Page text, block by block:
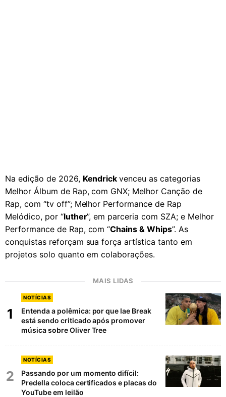
Na edição de 2026, Kendrickvenceu as categorias
Melhor Álbum de Rap, com GNX; Melhor Canção de
Rap, com “tv off”; Melhor Performance de Rap
Melódico, por “luther”, em parceria com SZA; e Melhor
Performance de Rap, com “Chains & Whips”. As
conquistas reforçam sua força artística tanto em
projetos solo quanto em colaborações.
MAIS LIDAS
1
NOTÍCIAS
Entenda a polêmica: por que Iae Break
está sendo criticado após promover
música sobre Oliver Tree
2
NOTÍCIAS
Passando por um momento difícil:
Predella coloca certificados e placas do
YouTube em leilão